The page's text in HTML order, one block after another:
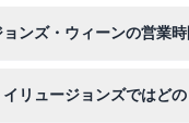
ンズ・ウィーンの営業
更の可能性あり — ご予
リュージョンズではど